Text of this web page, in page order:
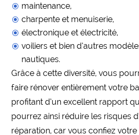
maintenance,
charpente et menuiserie,
électronique et électricité,
voiliers et bien d’autres
nautiques.
Grâce à cette diversité, vous
faire rénover entièrement votre
profitant d’un excellent rapport
pourrez ainsi réduire les risques
réparation, car vous confiez